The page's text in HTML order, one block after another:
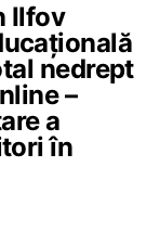
Ilfov
nedrept
–
a
în